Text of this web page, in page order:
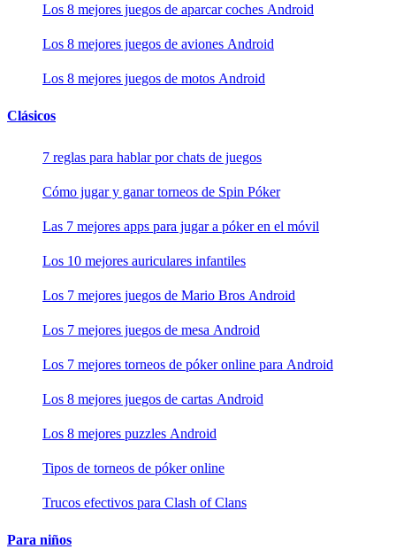
Los 8 mejores juegos de aparcar coches Android
Los 8 mejores juegos de aviones Android
Los 8 mejores juegos de motos Android
Clásicos
7 reglas para hablar por chats de juegos
Cómo jugar y ganar torneos de Spin Póker
Las 7 mejores apps para jugar a póker en el móvil
Los 10 mejores auriculares infantiles
Los 7 mejores juegos de Mario Bros Android
Los 7 mejores juegos de mesa Android
Los 7 mejores torneos de póker online para Android
Los 8 mejores juegos de cartas Android
Los 8 mejores puzzles Android
Tipos de torneos de póker online
Trucos efectivos para Clash of Clans
Para niños